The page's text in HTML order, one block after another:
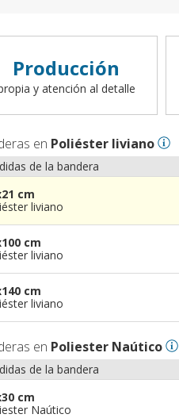
Producción
y atención al detalle
en Poliéster liviano
de la bandera
cm
liviano
cm
liviano
cm
liviano
en Poliester Naútico
de la bandera
cm
Naútico